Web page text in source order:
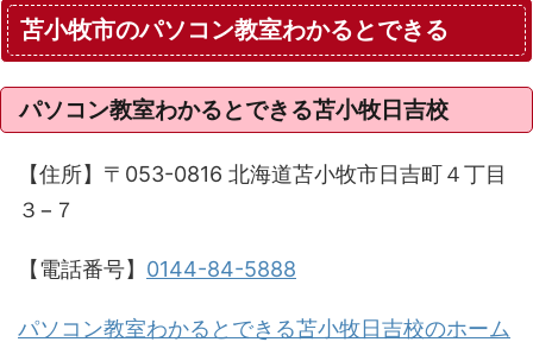
苫小牧市のパソコン教室わかるとできる
パソコン教室わかるとできる苫小牧日吉校
【住所】〒053-0816 北海道苫小牧市日吉町４丁目
３−７
【電話番号】 0144-84-5888
パソコン教室わかるとできる苫小牧日吉校のホーム